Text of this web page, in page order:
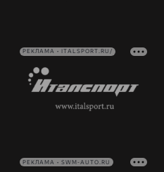
РЕКЛАМА • ITALSPORT.RU/
РЕКЛАМА • SWM-AUTO.RU